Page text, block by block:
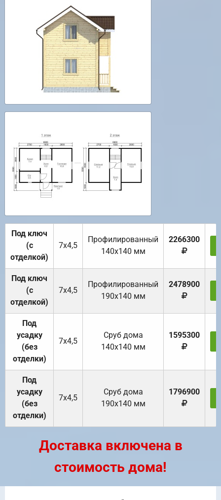
Под ключ
(с
отделкой)
7х4,5
Профилированный
140х140 мм
2266300
Под ключ
(с
отделкой)
7х4,5
Профилированный
190х140 мм
2478900
Под
усадку
(без
отделки)
7х4,5
Cруб дома
140х140 мм
1595300
Под
усадку
(без
отделки)
7х4,5
Cруб дома
190х140 мм
1796900
Доставка включена в
стоимость дома!